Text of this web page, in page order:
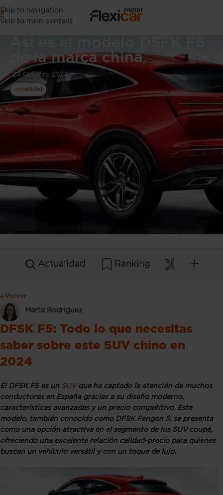
Skip to navigation
Skip to main content
de la marca china
24 Octubre 2024
Actualidad
Actualidad Ranking
Volver
Marta Rodriguez
DFSK F5: Todo lo que necesitas
saber sobre este SUV chino en
2024
El DFSK F5 es un SUVque ha captado la atención de muchos
conductores en España gracias a su diseño moderno,
características avanzadas y un precio competitivo. Este
modelo, también conocido como DFSK Fengon 5, se presenta
como una opción atractiva en el segmento de los SUV coupé,
ofreciendo una excelente relación calidad-precio para quienes
buscan un vehículo versátil y con un toque de lujo.